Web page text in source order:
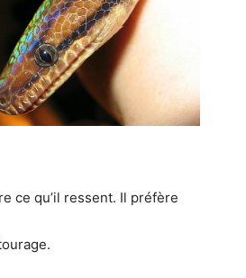
ce qu’il ressent. Il préfère